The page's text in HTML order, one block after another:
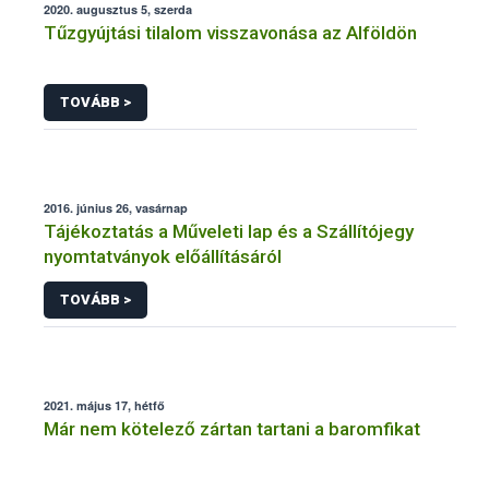
2020. augusztus 5, szerda
Tűzgyújtási tilalom visszavonása az Alföldön
TOVÁBB >
2016. június 26, vasárnap
Tájékoztatás a Műveleti lap és a Szállítójegy
nyomtatványok előállításáról
TOVÁBB >
2021. május 17, hétfő
Már nem kötelező zártan tartani a baromfikat